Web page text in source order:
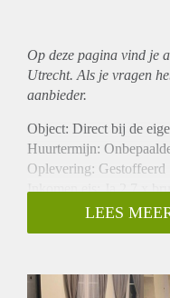
Op deze pagina vind je
Utrecht. Als je vragen
aanbieder.
Object: Direct bij de
Huurtermijn:
Oplevering: Gestoffeerd
Inkomen eis: Ja 2,7 x
Garantiestelling
Borg: 1 maand
Gedeelde keuken: Nee
LEES